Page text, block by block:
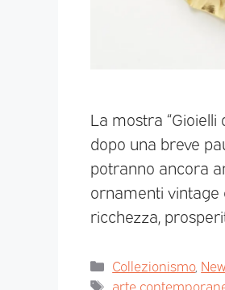
La mostra
dopo una breve
potranno ancora
ornamenti vintage
ricchezza,
Collezionismo,
arte